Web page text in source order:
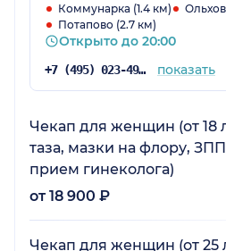
Коммунарка (1.4 км)
Потапово (2.7 км)
Открыто до 20:00
+7 (495) 023-49-53 показать
Чекап для женщин (от 18
таза, мазки на флору,
прием гинеколога)
от 18 900 ₽
Чекап для женщин (от 25